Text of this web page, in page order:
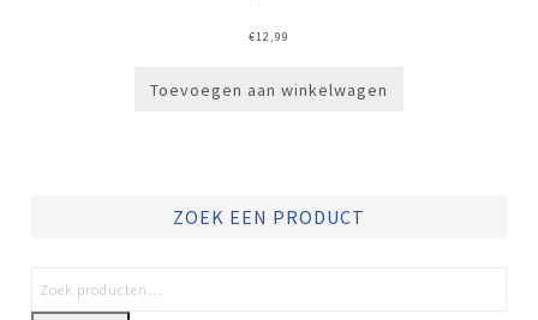
€12,99
Toevoegen aan winkelwagen
ZOEK EEN PRODUCT